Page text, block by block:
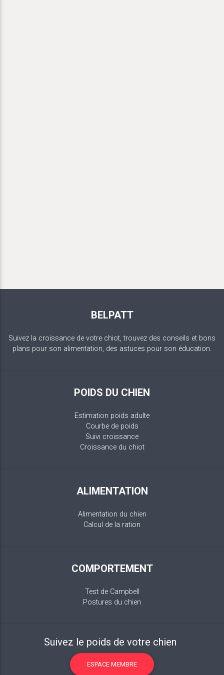
BELPATT
Suivez la croissance de votre chiot, trouvez des conseils et bons
plans pour son alimentation, des astuces pour son éducation.
POIDS DU CHIEN
Estimation poids adulte
Courbe de poids
Suivi croissance
Croissance du chiot
ALIMENTATION
Alimentation du chien
Calcul de la ration
COMPORTEMENT
Test de Campbell
Postures du chien
Suivez le poids de votre chien
ESPACE MEMBRE